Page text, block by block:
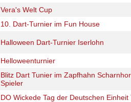
Vera's Welt Cup
10. Dart-Turnier im Fun House
Halloween Dart-Turnier Iserlohn
Helloweenturnier
Blitz Dart Tunier im Zapfhahn
Spieler
DO Wickede Tag der Deutschen